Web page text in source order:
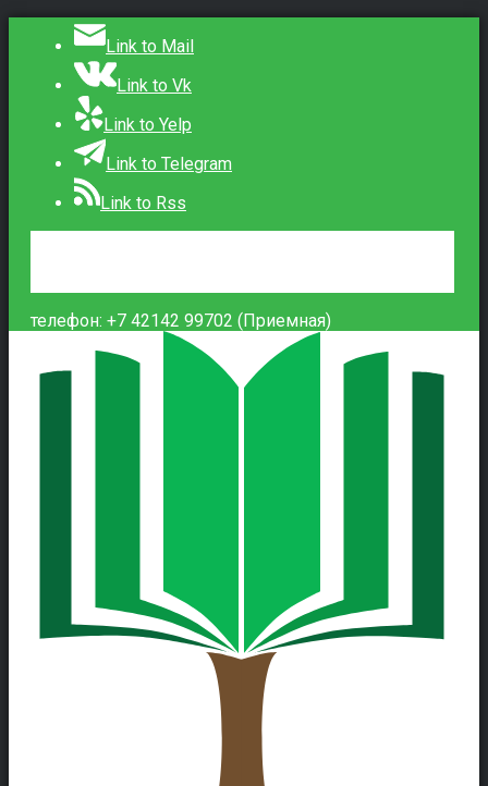
Link to Mail
Link to Vk
Link to Yelp
Link to Telegram
Link to Rss
телефон: +7 42142 99702 (Приемная)